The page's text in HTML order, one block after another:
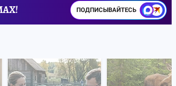
ПОДПИСЫВАЙТЕСЬ